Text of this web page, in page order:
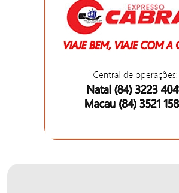
CRIANÇAS
ECONOMIA
EDUCAÇÃO
ELEIÇÃO